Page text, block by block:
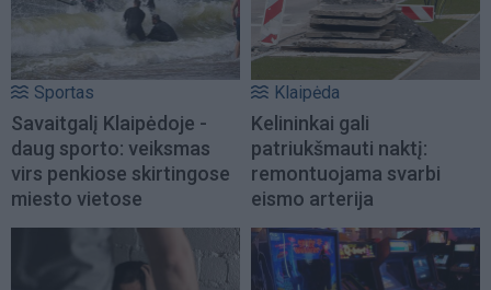
Sportas
Savaitgalį Klaipėdoje -
daug sporto: veiksmas
virs penkiose skirtingose
miesto vietose
Klaipėda
Kelininkai gali
patriukšmauti naktį:
remontuojama svarbi
eismo arterija